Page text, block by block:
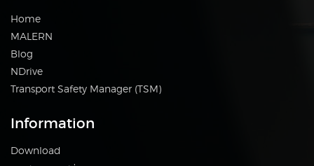
Home
MALERN
Blog
NDrive
Transport Safety Manager (TSM)
Information
Download